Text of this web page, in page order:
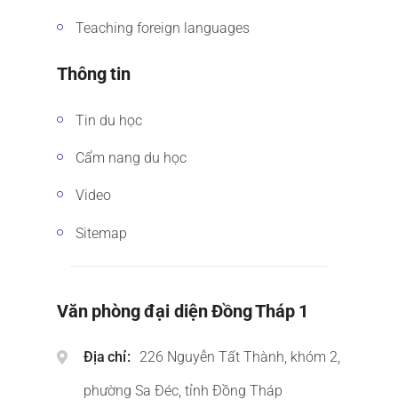
Teaching foreign languages
Thông tin
Tin du học
Cẩm nang du học
Video
Sitemap
Văn phòng đại diện Đồng Tháp 1
Địa chỉ
226 Nguyễn Tất Thành, khóm 2,
phường Sa Đéc, tỉnh Đồng Tháp